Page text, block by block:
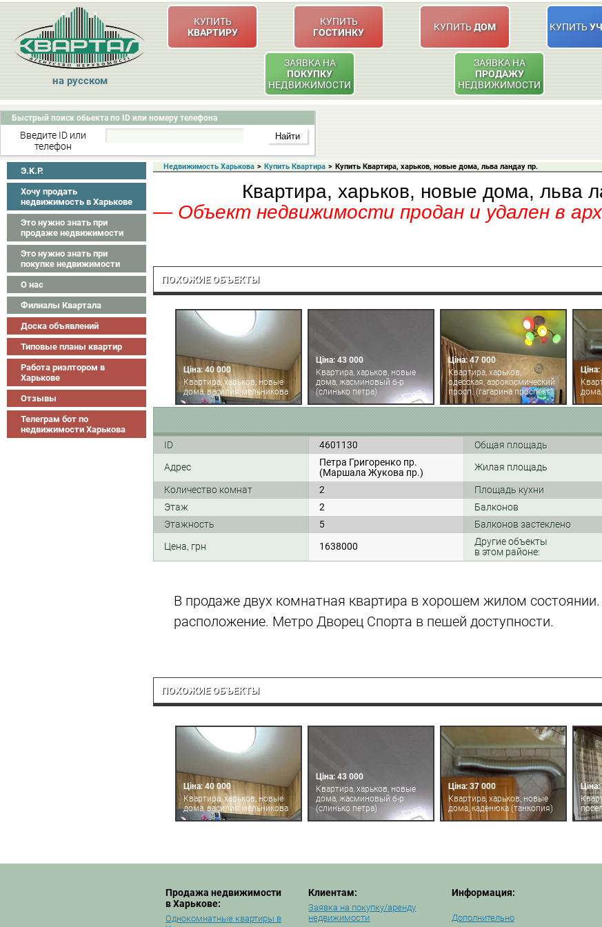
на русском
КУПИТЬ
КВАРТИРУ
КУПИТЬ
ГОСТИНКУ
КУПИТЬДОМ КУПИТЬ
ЗАЯВКА НА
ПОКУПКУ
НЕДВИЖИМОСТИ
ЗАЯВКА НА
ПРОДАЖУ
НЕДВИЖИМОСТИ
Быстрый поиск обьекта по ID или номеру телефона
Введите ID или
телефон
Э.K.P.
Хочу продать
недвижимость в Харькове
Это нужно знать при
продаже недвижимости
Это нужно знать при
покупке недвижимости
О нас
Филиалы Квартала
Доска объявлений
Типовые планы квартир
Работа риэлтором в
Харькове
Отзывы
Телеграм бот по
недвижимости Харькова
Недвижимость Харькова > Купить Квартира > Купить Квартира, харьков, новые дома, льва ландау пр.
Квартира, харьков, новые дома, льва
— Объект недвижимости продан и удален в
ПОХОЖИЕ ОБЪЕКТЫ
Ціна: 40 000
Квартира, харьков, новые
дома, василия мельникова
Ціна: 43 000
Квартира, харьков, новые
дома, жасминовый б-р
(слинько петра)
Ціна: 47 000
Квартира, харьков,
одесская, аэрокосмический
просп. (гагарина проспект)
ID 4601130 Общая площадь
Адрес
Петра Григоренко пр.
(Маршала Жукова пр.)
Жилая площадь
Количество комнат 2 Площадь кухни
Этаж
2 Балконов
Этажность
5 Балконов застеклено
Цена, грн
1638000
Другие объекты
в этом районе:
В продаже двух комнатная квартира в хорошем жилом
расположение. Метро Дворец Спорта в пешей доступности.
ПОХОЖИЕ ОБЪЕКТЫ
Ціна: 40 000
Квартира, харьков, новые
дома, василия мельникова
Ціна: 43 000
Квартира, харьков, новые
дома, жасминовый б-р
(слинько петра)
Ціна: 37 000
Квартира, харьков, новые
дома, каденюка (танкопия)
Продажа недвижимости
в Харькове:
Однокомнатные квартиры в
Клиентам:
Заявка на покупку/аренду
недвижимости
Информация:
Дополнительно